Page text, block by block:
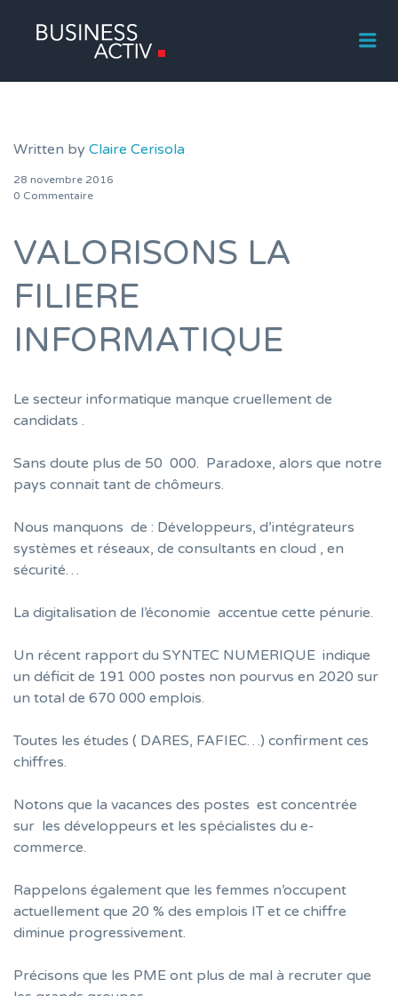
Written by Claire Cerisola
28 novembre 2016
0 Commentaire
VALORISONS LA
FILIERE
INFORMATIQUE
Le secteur informatique manque cruellement de
candidats .
Sans doute plus de 50 000. Paradoxe, alors que notre
pays connait tant de chômeurs.
Nous manquons de : Développeurs, d’intégrateurs
systèmes et réseaux, de consultants en cloud , en
sécurité…
La digitalisation de l’économie accentue cette pénurie.
Un récent rapport du SYNTEC NUMERIQUE indique
un déficit de 191 000 postes non pourvus en 2020 sur
un total de 670 000 emplois.
Toutes les études ( DARES, FAFIEC…) confirment ces
chiffres.
Notons que la vacances des postes est concentrée
sur les développeurs et les spécialistes du e-
commerce.
Rappelons également que les femmes n’occupent
actuellement que 20 % des emplois IT et ce chiffre
diminue progressivement.
Précisons que les PME ont plus de mal à recruter que